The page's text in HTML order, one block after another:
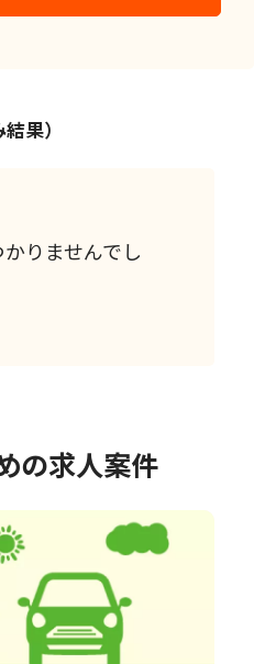
果）
りませんでし
の求人案件